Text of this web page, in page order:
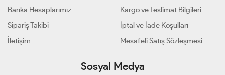
Banka Hesaplarımız
Sipariş Takibi
İletişim
Kargo ve Teslimat Bilgileri
İptal ve İade Koşulları
Mesafeli Satış Sözleşmesi
Sosyal Medya